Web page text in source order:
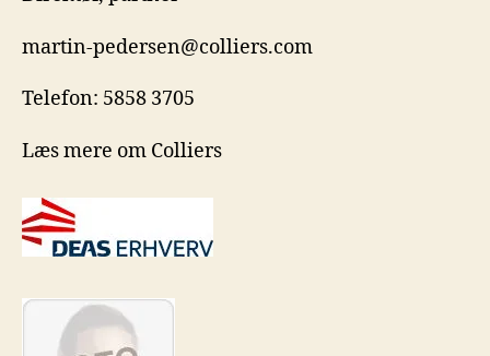
martin-pedersen@colliers.com
Telefon: 5858 3705
Læs mere om Colliers